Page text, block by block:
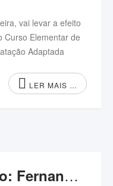
vai levar a efeito
Curso Elementar de
Adaptada
LER MAIS …
I Clínica de Natação: Fernando Silva